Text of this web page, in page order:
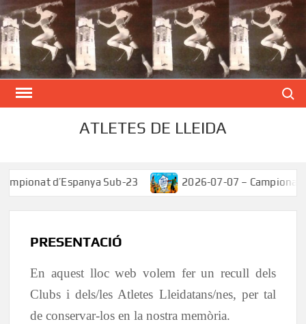
Skip
to
content
ATLETES DE LLEIDA
d’Espanya Sub-23 2026-07-07 – Campionat
PRESENTACIÓ
En aquest lloc web volem fer un recull dels
Clubs i dels/les Atletes Lleidatans/nes, per tal
de conservar-los en la nostra memòria.